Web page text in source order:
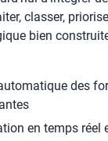
classer,
bien
des
en temps réel